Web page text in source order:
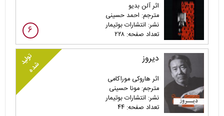
اثر آلن بدیو
مترجم: احمد حسینی
نشر: انتشارات بوتیمار
تعداد صفحه: ۲۲۸
۶
دیروز
اثر هاروکی موراکامی
مترجم: مونا حسینی
نشر: انتشارات بوتیمار
تعداد صفحه: ۴۴
تولید
شده